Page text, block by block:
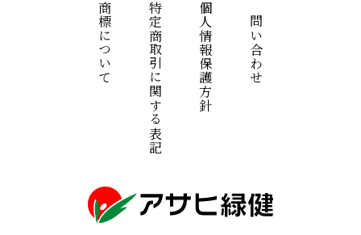
お問い合わせ
個人情報保護方針
特定商取引に関する表記
商標について